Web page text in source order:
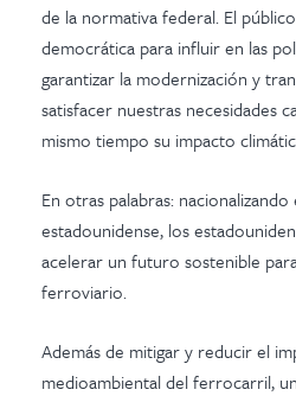
de la normativa federal. El
democrática para influir en las
garantizar la modernización y
satisfacer nuestras necesidades
mismo tiempo su impacto
En otras palabras:
estadounidense, los
acelerar un futuro sostenible
ferroviario.
Además de mitigar y reducir el
medioambiental del ferrocarril,